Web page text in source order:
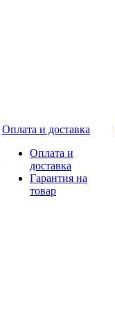
Оплата и доставка
Оплата и
доставка
Гарантия на
товар